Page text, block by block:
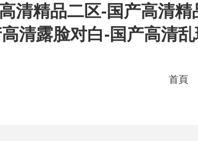
清精品二区-国产高清
清露脸对白-国产高清
首頁